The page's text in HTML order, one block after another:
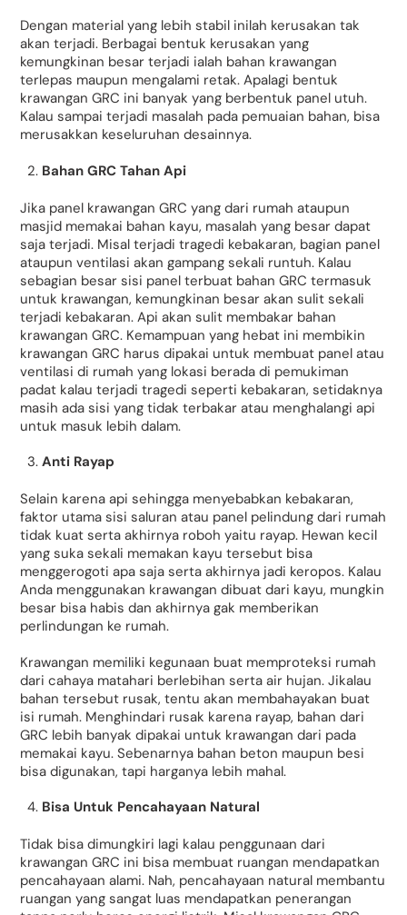
Dengan material yang lebih stabil inilah kerusakan tak
akan terjadi. Berbagai bentuk kerusakan yang
kemungkinan besar terjadi ialah bahan krawangan
terlepas maupun mengalami retak. Apalagi bentuk
krawangan GRC ini banyak yang berbentuk panel utuh.
Kalau sampai terjadi masalah pada pemuaian bahan, bisa
merusakkan keseluruhan desainnya.
Bahan GRC Tahan Api
Jika panel krawangan GRC yang dari rumah ataupun
masjid memakai bahan kayu, masalah yang besar dapat
saja terjadi. Misal terjadi tragedi kebakaran, bagian panel
ataupun ventilasi akan gampang sekali runtuh. Kalau
sebagian besar sisi panel terbuat bahan GRC termasuk
untuk krawangan, kemungkinan besar akan sulit sekali
terjadi kebakaran. Api akan sulit membakar bahan
krawangan GRC. Kemampuan yang hebat ini membikin
krawangan GRC harus dipakai untuk membuat panel atau
ventilasi di rumah yang lokasi berada di pemukiman
padat kalau terjadi tragedi seperti kebakaran, setidaknya
masih ada sisi yang tidak terbakar atau menghalangi api
untuk masuk lebih dalam.
Anti Rayap
Selain karena api sehingga menyebabkan kebakaran,
faktor utama sisi saluran atau panel pelindung dari rumah
tidak kuat serta akhirnya roboh yaitu rayap. Hewan kecil
yang suka sekali memakan kayu tersebut bisa
menggerogoti apa saja serta akhirnya jadi keropos. Kalau
Anda menggunakan krawangan dibuat dari kayu, mungkin
besar bisa habis dan akhirnya gak memberikan
perlindungan ke rumah.
Krawangan memiliki kegunaan buat memproteksi rumah
dari cahaya matahari berlebihan serta air hujan. Jikalau
bahan tersebut rusak, tentu akan membahayakan buat
isi rumah. Menghindari rusak karena rayap, bahan dari
GRC lebih banyak dipakai untuk krawangan dari pada
memakai kayu. Sebenarnya bahan beton maupun besi
bisa digunakan, tapi harganya lebih mahal.
Bisa Untuk Pencahayaan Natural
Tidak bisa dimungkiri lagi kalau penggunaan dari
krawangan GRC ini bisa membuat ruangan mendapatkan
pencahayaan alami. Nah, pencahayaan natural membantu
ruangan yang sangat luas mendapatkan penerangan